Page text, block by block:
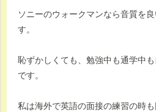
ソニーのウォークマンなら音質を
す。
恥ずかしくても、勉強中も通学中
です。
私は海外で英語の面接の練習の時も